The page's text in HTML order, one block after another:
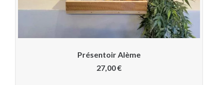
Présentoir Alème
27,00€